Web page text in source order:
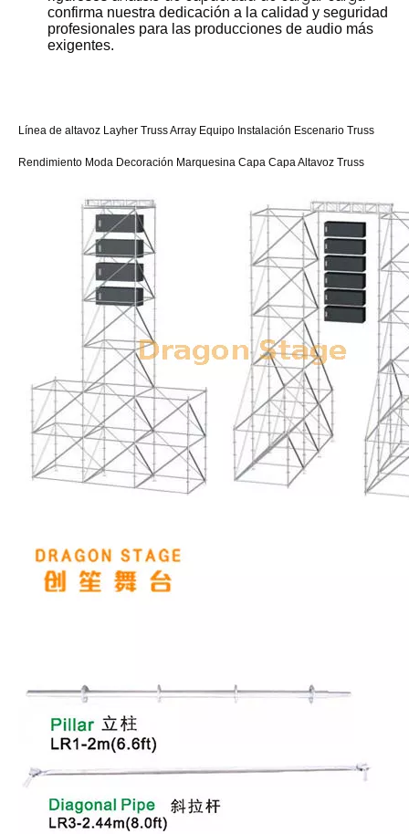
confirma nuestra dedicación a la calidad y seguridad
profesionales para las producciones de audio más
exigentes.
Línea de altavoz Layher Truss Array Equipo Instalación Escenario Truss
Rendimiento Moda Decoración Marquesina Capa Capa Altavoz Truss